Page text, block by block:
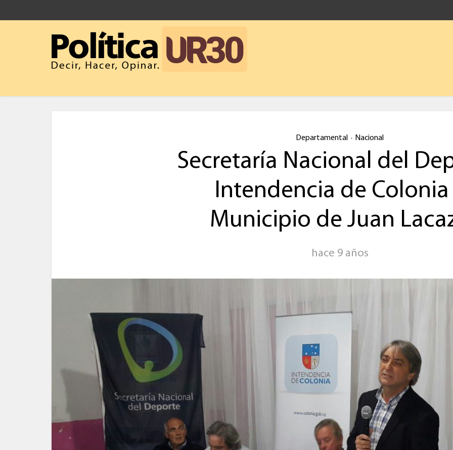
Departamental • Nacional
Secretaría Nacional del
Intendencia de Colonia
Municipio de Juan
hace 9 años